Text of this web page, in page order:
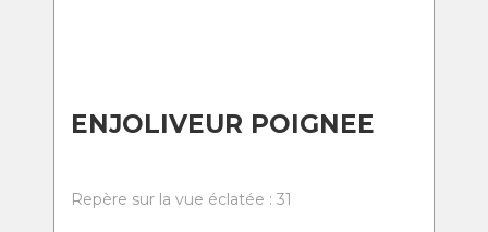
ENJOLIVEUR POIGNEE
Repère sur la vue éclatée : 31